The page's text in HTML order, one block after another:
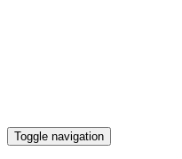
Toggle navigation